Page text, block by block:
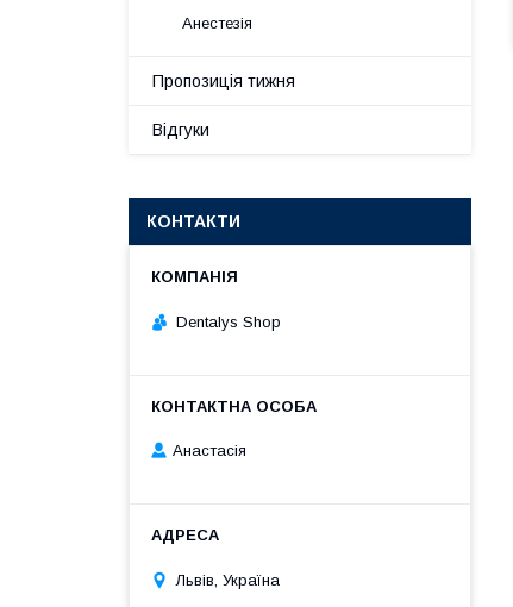
Анестезія
Пропозиція тижня
Відгуки
КОНТАКТИ
Dentalys Shop
Анастасія
Львів, Україна